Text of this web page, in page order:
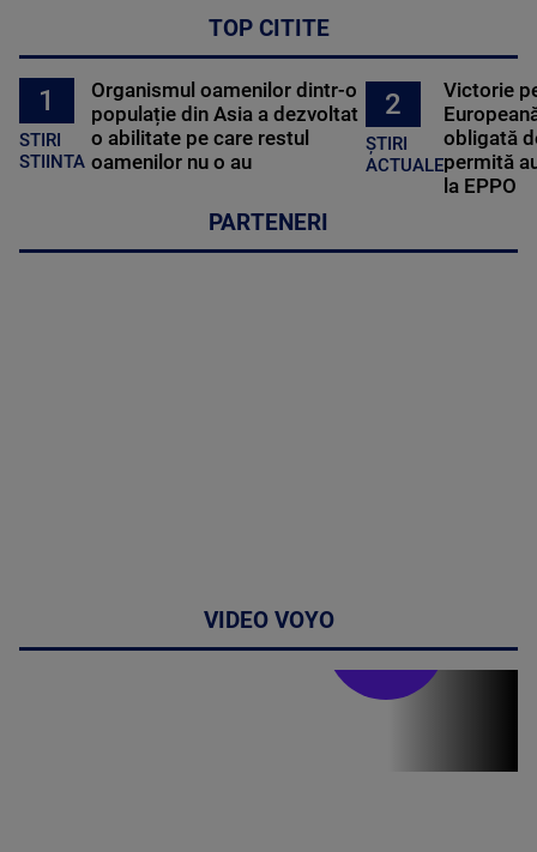
TOP CITITE
1
STIRI
STIINTA
Organismul oamenilor dintr-o
populație din Asia a dezvoltat
o abilitate pe care restul
oamenilor nu o au
2
ȘTIRI
ACTUALE
Victorie
obligată
permită
la EPPO
PARTENERI
VIDEO VOYO